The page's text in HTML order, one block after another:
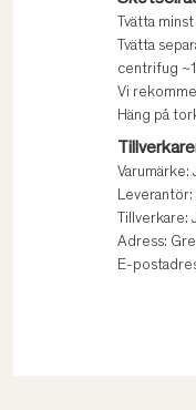
Tvätta
Tvätta
centrifug
Vi
Häng på
Varumärke:
Leverantör:
Tillverkare:
Adress:
E-